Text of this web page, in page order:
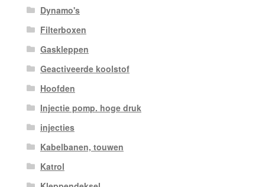
Dynamo's
Filterboxen
Gaskleppen
Geactiveerde koolstof
Hoofden
Injectie pomp. hoge druk
injecties
Kabelbanen, touwen
Katrol